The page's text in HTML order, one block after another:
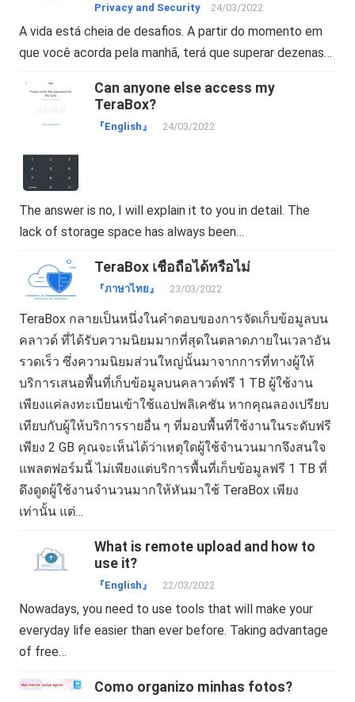
Privacy and Security 24/03/2022
A vida está cheia de desafios. A partir do momento em
que você acorda pela manhã, terá que superar dezenas…
Can anyone else access my
TeraBox?
『English』 24/03/2022
The answer is no, I will explain it to you in detail. The
lack of storage space has always been…
TeraBox เชื่อถือได้หรือไม่
『ภาษาไทย』 23/03/2022
TeraBox กลายเป็นหนึ่งในคำตอบของการจัดเก็บข้อมูลบน
คลาวด์ ที่ได้รับความนิยมมากที่สุดในตลาดภายในเวลาอัน
รวดเร็ว ซึ่งความนิยมส่วนใหญ่นั้นมาจากการที่ทางผู้ให้
บริการเสนอพื้นที่เก็บข้อมูลบนคลาวด์ฟรี 1 TB ผู้ใช้งาน
เพียงแค่ลงทะเบียนเข้าใช้แอปพลิเคชัน หากคุณลองเปรียบ
เทียบกับผู้ให้บริการรายอื่น ๆ ที่มอบพื้นที่ใช้งานในระดับฟรี
เพียง 2 GB คุณจะเห็นได้ว่าเหตุใดผู้ใช้จำนวนมากจึงสนใจ
แพลตฟอร์มนี้ ไม่เพียงแต่บริการพื้นที่เก็บข้อมูลฟรี 1 TB ที่
ดึงดูดผู้ใช้งานจำนวนมากให้หันมาใช้ TeraBox เพียง
เท่านั้น แต่…
What is remote upload and how to
use it?
『English』 22/03/2022
Nowadays, you need to use tools that will make your
everyday life easier than ever before. Taking advantage
of free…
Como organizo minhas fotos?